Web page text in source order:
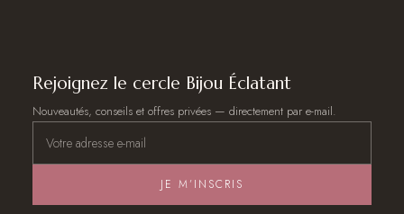
Rejoignez le cercle Bijou Éclatant
Nouveautés, conseils et offres privées — directement par e-mail.
JE M’INSCRIS